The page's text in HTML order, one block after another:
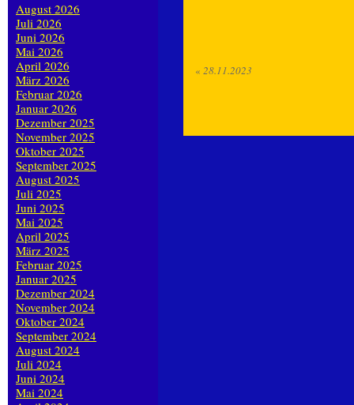
« 28.11.2023
August 2026
Juli 2026
Juni 2026
Mai 2026
April 2026
März 2026
Februar 2026
Januar 2026
Dezember 2025
November 2025
Oktober 2025
September 2025
August 2025
Juli 2025
Juni 2025
Mai 2025
April 2025
März 2025
Februar 2025
Januar 2025
Dezember 2024
November 2024
Oktober 2024
September 2024
August 2024
Juli 2024
Juni 2024
Mai 2024